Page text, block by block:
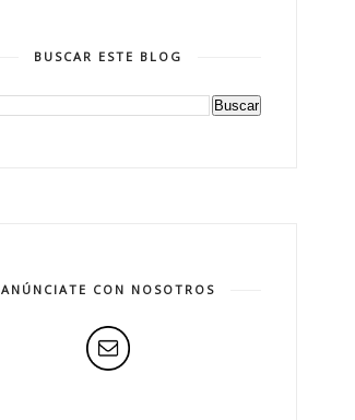
BUSCAR ESTE BLOG
ANÚNCIATE CON NOSOTROS